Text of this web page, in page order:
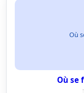
Où
Où se